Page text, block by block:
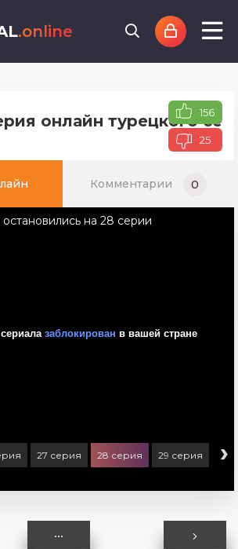
.online
онлайн турецкого156
25
Комментарии 0
на 28 серии
27 серия 28 серия 29 серия 30
›